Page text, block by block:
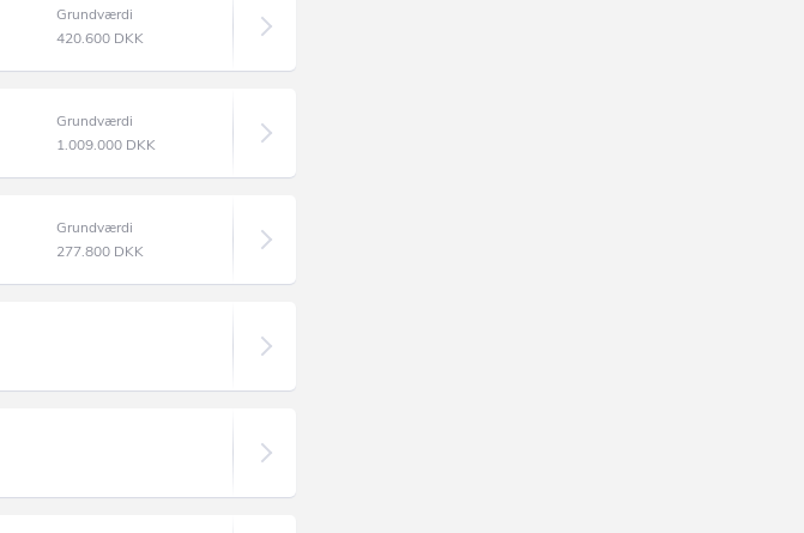
Grundværdi
420.600 DKK
Grundværdi
1.009.000 DKK
Grundværdi
277.800 DKK